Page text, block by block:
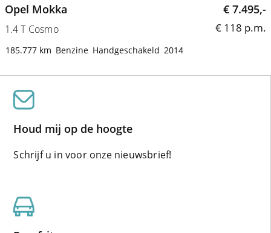
Opel Mokka
1.4 T Cosmo
€ 7.495,-
€ 118 p.m.
185.777 km Benzine Handgeschakeld 2014
Houd mij op de hoogte
Schrijf u in voor onze nieuwsbrief!